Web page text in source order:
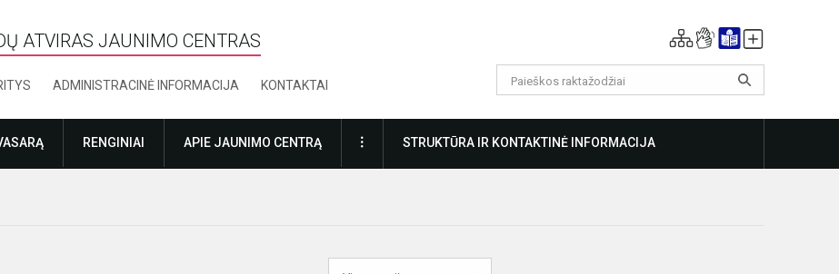
ATVIRAS JAUNIMO CENTRAS
ADMINISTRACINĖ INFORMACIJA KONTAKTAI
RENGINIAI APIE JAUNIMO CENTRĄ DAUGIAUSTRUKTŪRA IR KONTAKTINĖ INFORMACIJA